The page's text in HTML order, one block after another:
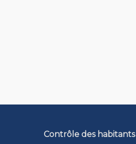
Contrôle des habitants